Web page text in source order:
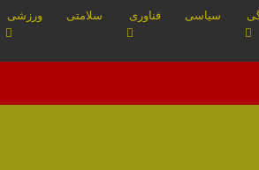
سیاسی فناوری سلامتی ورزشی